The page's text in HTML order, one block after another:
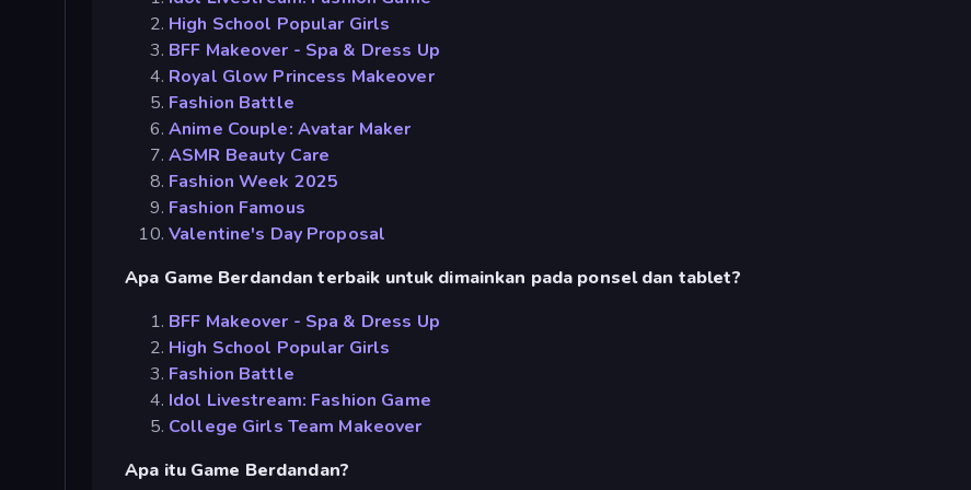
High School Popular Girls
BFF Makeover - Spa & Dress Up
Royal Glow Princess Makeover
Fashion Battle
Anime Couple: Avatar Maker
ASMR Beauty Care
Fashion Week 2025
Fashion Famous
Valentine's Day Proposal
Apa Game Berdandan terbaik untuk dimainkan pada ponsel dan tablet?
BFF Makeover - Spa & Dress Up
High School Popular Girls
Fashion Battle
Idol Livestream: Fashion Game
College Girls Team Makeover
Apa itu Game Berdandan?